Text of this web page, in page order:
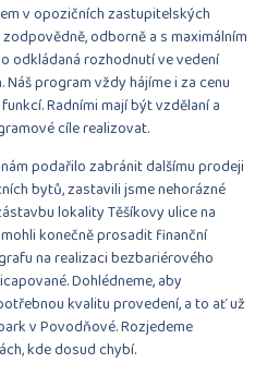
v opozičních zastupitelských
odborně a s maximálním
odkládaná rozhodnutí ve vedení
Náš program vždy hájíme i za cenu
Radními mají být vzdělaní a
cíle realizovat.
podařilo zabránit dalšímu prodeji
bytů, zastavili jsme nehorázné
lokality Těšíkovy ulice na
konečně prosadit finanční
na realizaci bezbariérového
Dohlédneme, aby
kvalitu provedení, a to ať už
v Povodňové. Rozjedeme
kde dosud chybí.